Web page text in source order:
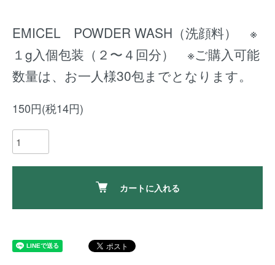
EMICEL POWDER WASH（洗顔料） ※
１g入個包装（２〜４回分） ※ご購入可能
数量は、お一人様30包までとなります。
150円(税14円)
カートに入れる